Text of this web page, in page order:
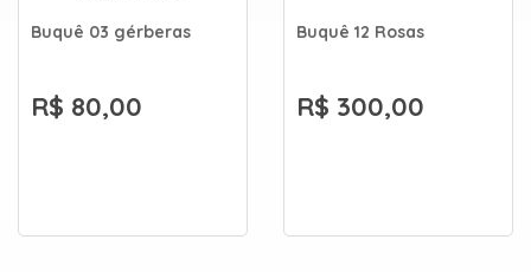
Buquê 03 gérberas
R$ 80,00
Buquê 12 Rosas
R$ 300,00